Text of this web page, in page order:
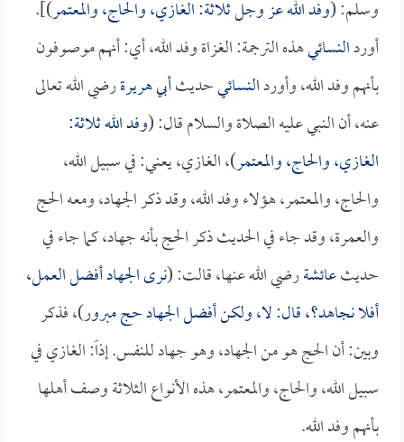
وسلم: (وفد الله عز وجل ثلاثة: الغازي، والحاج، والمعتمر)].
أوردالنسائيهذه الترجمة: الغزاة وفد الله، أي: أنهم موصوفون
بأنهم وفد الله، وأوردالنسائيحديثأبي هريرةرضي الله تعالى
عنه، أن النبي عليه الصلاة والسلام قال: (وفد الله ثلاثة:
الغازي، والحاج، والمعتمر)، الغازي، يعني: في سبيل الله،
والحاج، والمعتمر، هؤلاء وفد الله، وقد ذكر الجهاد، ومعه الحج
والعمرة، وقد جاء في الحديث ذكر الحج بأنه جهاد، كما جاء في
حديثعائشةرضي الله عنها، قالت: (نرى الجهاد أفضل العمل،
أفلا نجاهد؟، قال: لا، ولكن أفضل الجهاد حج مبرور)، فذكر
وبين: أن الحج هو من الجهاد، وهو جهاد للنفس. إذاً: الغازي في
سبيل الله، والحاج، والمعتمر، هذه الأنواع الثلاثة وصف أهلها
بأنهم وفد الله.